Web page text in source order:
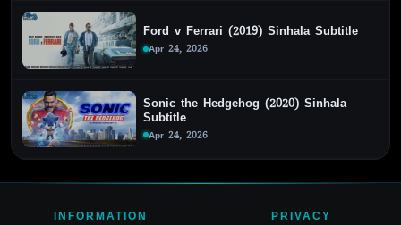
Ford v Ferrari (2019) Sinhala Subtitle
Apr 24, 2026
Sonic the Hedgehog (2020) Sinhala
Subtitle
Apr 24, 2026
INFORMATION PRIVACY